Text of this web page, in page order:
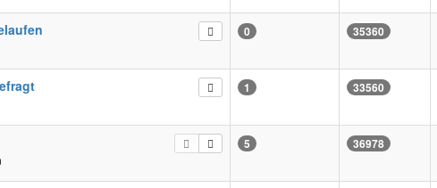
0 35360
1 33560
5 36978